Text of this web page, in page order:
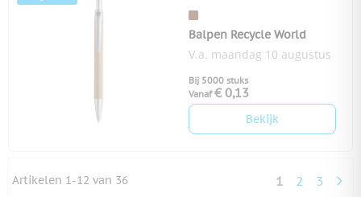
Balpen Recycle World
V.a. maandag 10 augustus
Bij 5000 stuks
Vanaf € 0,13
Bekijk
Artikelen 1-12 van 36 U lees
1 Pagina
2 Pagina
3